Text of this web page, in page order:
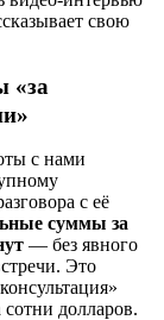
свою
«за
с нами
с её
суммы за
— без явного
Это
долларов.